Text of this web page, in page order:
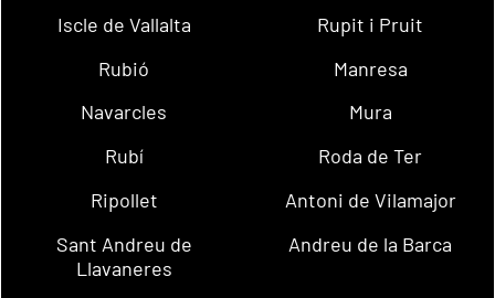
Iscle de Vallalta
Rupit i Pruit
Rubió
Manresa
Navarcles
Mura
Rubí
Roda de Ter
Ripollet
Antoni de Vilamajor
Sant Andreu de
Llavaneres
Andreu de la Barca